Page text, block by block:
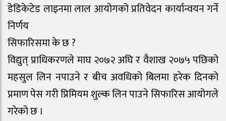
डेडिकेटेड लाइनमा लाल आयोगको प्रतिवेदन कार्यान्वयन गर्ने
निर्णय
सिफारिसमा के छ ?
विद्युत् प्राधिकरणले माघ २०७२ अघि र वैशाख २०७५ पछिको
महसुल लिन नपाउने र बीच अवधिको बिलमा हरेक दिनको
प्रमाण पेस गरी प्रिमियम शुल्क लिन पाउने सिफारिस आयोगले
गरेको छ ।